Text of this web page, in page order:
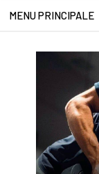
MENU PRINCIPALE